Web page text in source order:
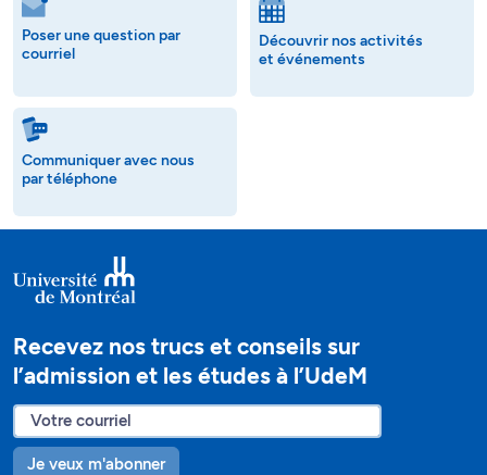
Poser une question par
courriel
Découvrir nos activités
et événements
Communiquer avec nous
par téléphone
Recevez nos trucs et conseils sur
l’admission et les études à l’UdeM
Je veux m'abonner